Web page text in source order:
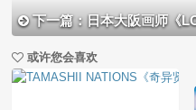
下一篇：日本大阪画师《
或许您会喜欢